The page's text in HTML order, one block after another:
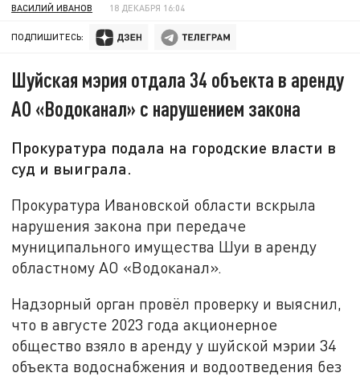
ВАСИЛИЙ ИВАНОВ 18 ДЕКАБРЯ 16:04
ПОДПИШИТЕСЬ:
Шуйская мэрия отдала 34 объекта в аренду
АО «Водоканал» с нарушением закона
Прокуратура подала на городские власти в
суд и выиграла.
Прокуратура Ивановской области вскрыла
нарушения закона при передаче
муниципального имущества Шуи в аренду
областному АО «Водоканал».
Надзорный орган провёл проверку и выяснил,
что в августе 2023 года акционерное
общество взяло в аренду у шуйской мэрии 34
объекта водоснабжения и водоотведения без